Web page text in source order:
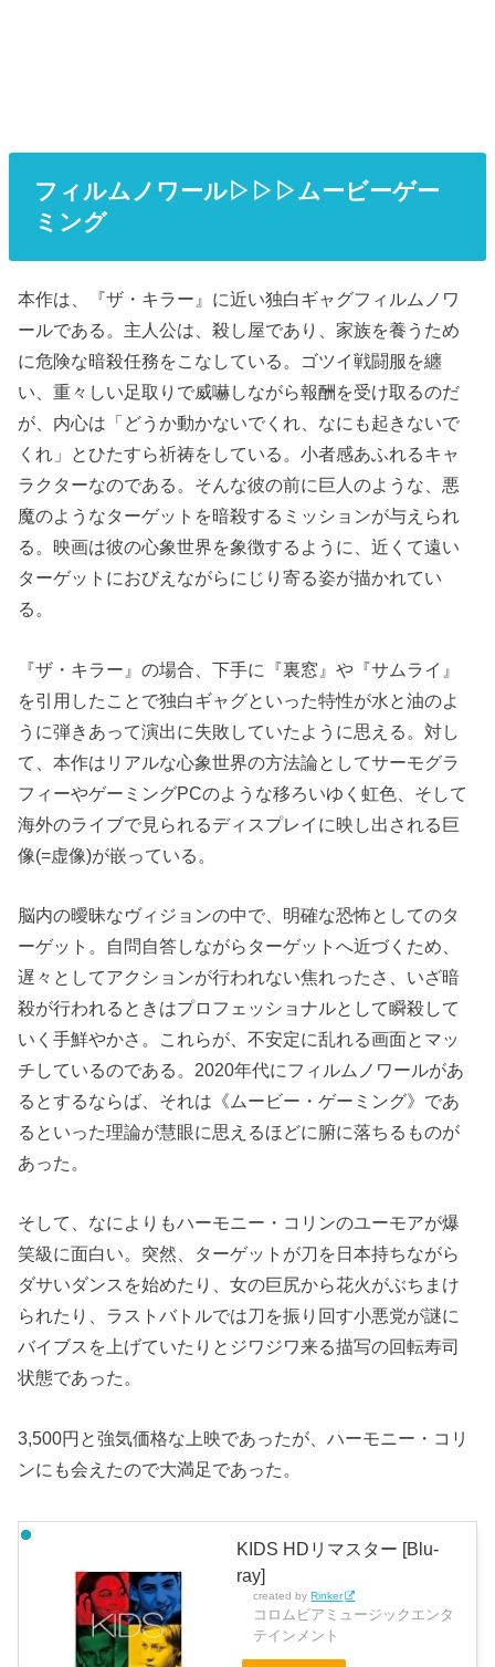
フィルムノワール▷▷▷ムービーゲー
ミング
本作は、『ザ・キラー』に近い独白ギャグフィルムノワ
ールである。主人公は、殺し屋であり、家族を養うため
に危険な暗殺任務をこなしている。ゴツイ戦闘服を纏
い、重々しい足取りで威嚇しながら報酬を受け取るのだ
が、内心は「どうか動かないでくれ、なにも起きないで
くれ」とひたすら祈祷をしている。小者感あふれるキャ
ラクターなのである。そんな彼の前に巨人のような、悪
魔のようなターゲットを暗殺するミッションが与えられ
る。映画は彼の心象世界を象徴するように、近くて遠い
ターゲットにおびえながらにじり寄る姿が描かれてい
る。
『ザ・キラー』の場合、下手に『裏窓』や『サムライ』
を引用したことで独白ギャグといった特性が水と油のよ
うに弾きあって演出に失敗していたように思える。対し
て、本作はリアルな心象世界の方法論としてサーモグラ
フィーやゲーミングPCのような移ろいゆく虹色、そして
海外のライブで見られるディスプレイに映し出される巨
像(=虚像)が嵌っている。
脳内の曖昧なヴィジョンの中で、明確な恐怖としてのタ
ーゲット。自問自答しながらターゲットへ近づくため、
遅々としてアクションが行われない焦れったさ、いざ暗
殺が行われるときはプロフェッショナルとして瞬殺して
いく手鮮やかさ。これらが、不安定に乱れる画面とマッ
チしているのである。2020年代にフィルムノワールがあ
るとするならば、それは《ムービー・ゲーミング》であ
るといった理論が慧眼に思えるほどに腑に落ちるものが
あった。
そして、なによりもハーモニー・コリンのユーモアが爆
笑級に面白い。突然、ターゲットが刀を日本持ちながら
ダサいダンスを始めたり、女の巨尻から花火がぶちまけ
られたり、ラストバトルでは刀を振り回す小悪党が謎に
バイブスを上げていたりとジワジワ来る描写の回転寿司
状態であった。
3,500円と強気価格な上映であったが、ハーモニー・コリ
ンにも会えたので大満足であった。
KIDS HDリマスター [Blu-
ray]
created byRinker
コロムビアミュージックエンタ
テインメント